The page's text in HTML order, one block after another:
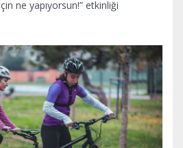
ne yapıyorsun!” etkinliği